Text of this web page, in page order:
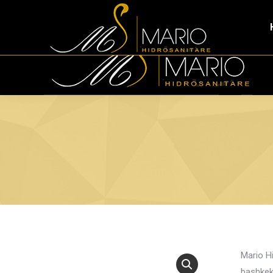
Tirana Industrial Park Tirana, 1053, Albania
Mario